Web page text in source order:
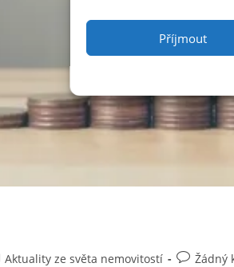
Příjmout
Aktuality ze světa nemovitostí Žádný